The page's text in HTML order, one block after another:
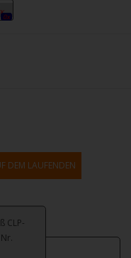
0x
DEM LAUFENDEN
CLP-